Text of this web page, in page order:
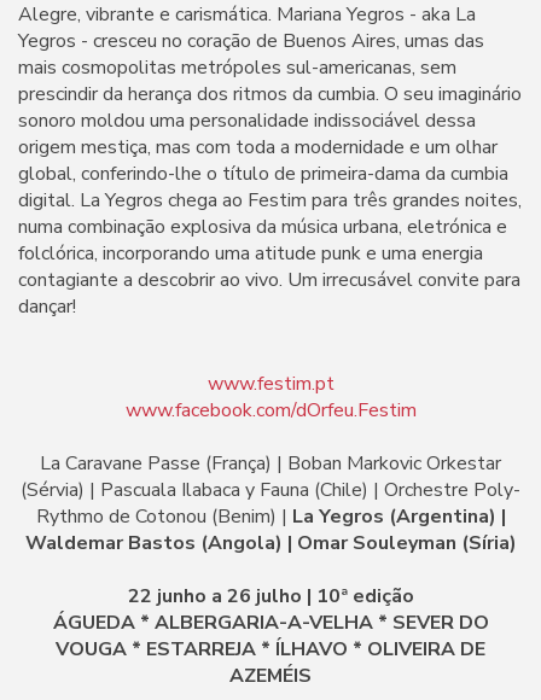
Alegre, vibrante e carismática. Mariana Yegros - aka La
Yegros - cresceu no coração de Buenos Aires, umas das
mais cosmopolitas metrópoles sul-americanas, sem
prescindir da herança dos ritmos da cumbia. O seu imaginário
sonoro moldou uma personalidade indissociável dessa
origem mestiça, mas com toda a modernidade e um olhar
global, conferindo-lhe o título de primeira-dama da cumbia
digital. La Yegros chega ao Festim para três grandes noites,
numa combinação explosiva da música urbana, eletrónica e
folclórica, incorporando uma atitude punk e uma energia
contagiante a descobrir ao vivo. Um irrecusável convite para
dançar!
www.festim.pt
www.facebook.com/dOrfeu.Festim
La Caravane Passe (França) | Boban Markovic Orkestar
(Sérvia) | Pascuala Ilabaca y Fauna (Chile) | Orchestre Poly-
Rythmo de Cotonou (Benim) | La Yegros (Argentina) |
Waldemar Bastos (Angola) | Omar Souleyman (Síria)
22 junho a 26 julho | 10ª edição
ÁGUEDA * ALBERGARIA-A-VELHA * SEVER DO
VOUGA * ESTARREJA * ÍLHAVO * OLIVEIRA DE
AZEMÉIS